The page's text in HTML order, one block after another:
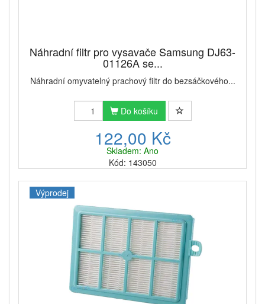
Náhradní filtr pro vysavače Samsung DJ63-
01126A se...
Náhradní omyvatelný prachový filtr do bezsáčkového...
Do košíku
122,00 Kč
Skladem: Ano
Kód: 143050
Výprodej